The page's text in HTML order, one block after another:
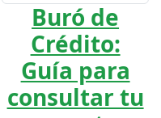
Buró de
Crédito:
Guía para
consultar tu